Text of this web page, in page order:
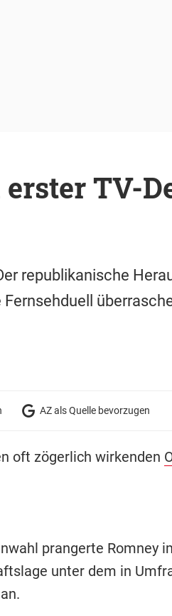
TV-
republikanische
AZ als Quelle bevorzugen
oft zögerlich wirkenden
prangerte Romney
unter dem in